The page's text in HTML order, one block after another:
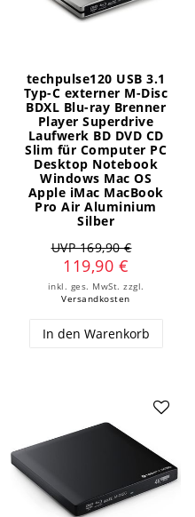
techpulse120 USB 3.1
Typ-C externer M-Disc
BDXL Blu-ray Brenner
Player Superdrive
Laufwerk BD DVD CD
Slim für Computer PC
Desktop Notebook
Windows Mac OS
Apple iMac MacBook
Pro Air Aluminium
Silber
UVP 169,90 €
119,90 €
inkl. ges. MwSt. zzgl.
Versandkosten
In den Warenkorb